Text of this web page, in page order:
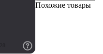
Похожие товары